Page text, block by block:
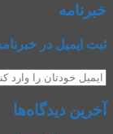
خبرنامه
ثبت ایمیل در
آخرین دیدگاه‌ها